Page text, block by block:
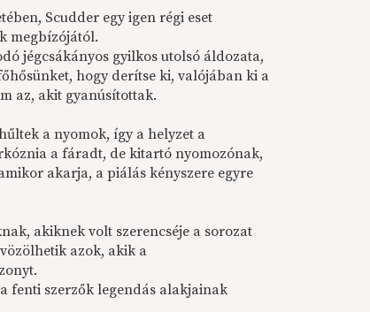
Scudder egy igen régi eset
megbízójától.
jégcsákányos gyilkos utolsó áldozata,
hogy derítse ki, valójában ki a
az, akit gyanúsítottak.
a nyomok, így a helyzet a
a fáradt, de kitartó nyomozónak,
akarja, a piálás kényszere egyre
akiknek volt szerencséje a sorozat
azok, akik a
fenti szerzők legendás alakjainak